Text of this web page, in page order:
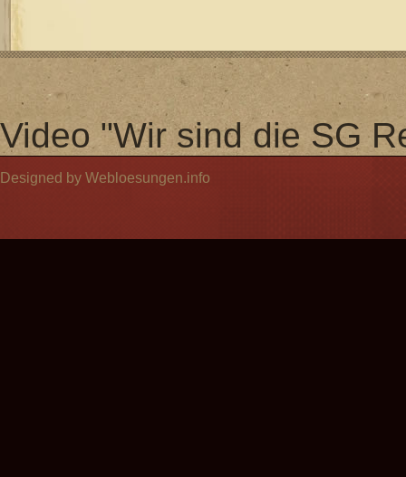
Video "Wir sind die SG
Designed by Webloesungen.info